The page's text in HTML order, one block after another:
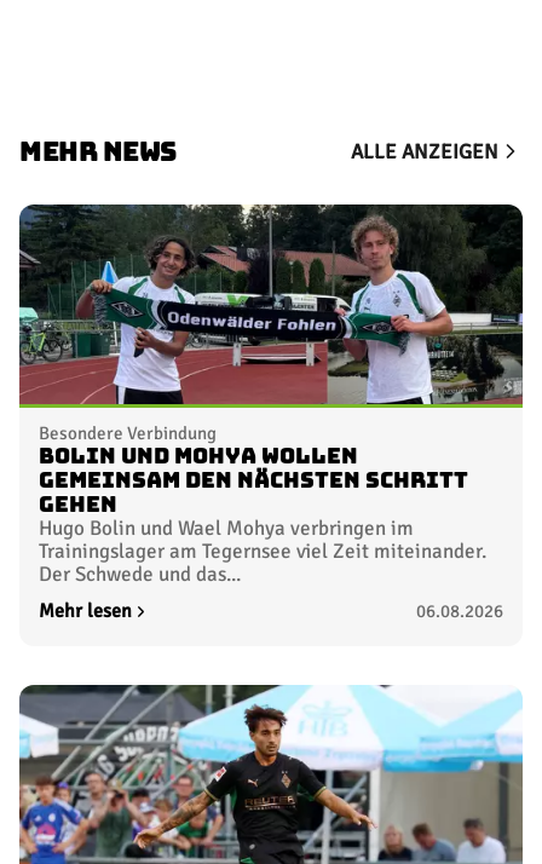
MEHR NEWS ALLE ANZEIGEN
Besondere Verbindung
Bolin und Mohya wollen
gemeinsam den nächsten Schritt
gehen
Hugo Bolin und Wael Mohya verbringen im
Trainingslager am Tegernsee viel Zeit miteinander.
Der Schwede und das...
Mehr lesen 06.08.2026